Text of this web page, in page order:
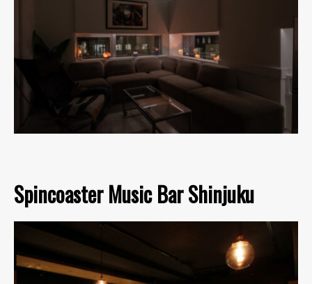
Spincoaster Music Bar Shinjuku